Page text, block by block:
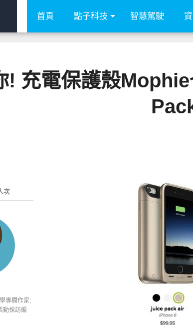
首頁 點子科技 智慧駕駛
! 充電保護殼
次
專欄作家;
動採訪編